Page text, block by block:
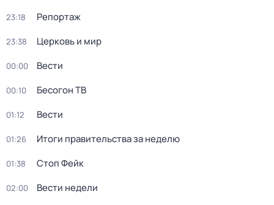
23:18 Репортаж
23:38 Церковь и мир
00:00 Вести
00:10 Бесогон ТВ
01:12 Вести
01:26 Итоги правительства за неделю
01:38 Стоп Фейк
02:00 Вести недели